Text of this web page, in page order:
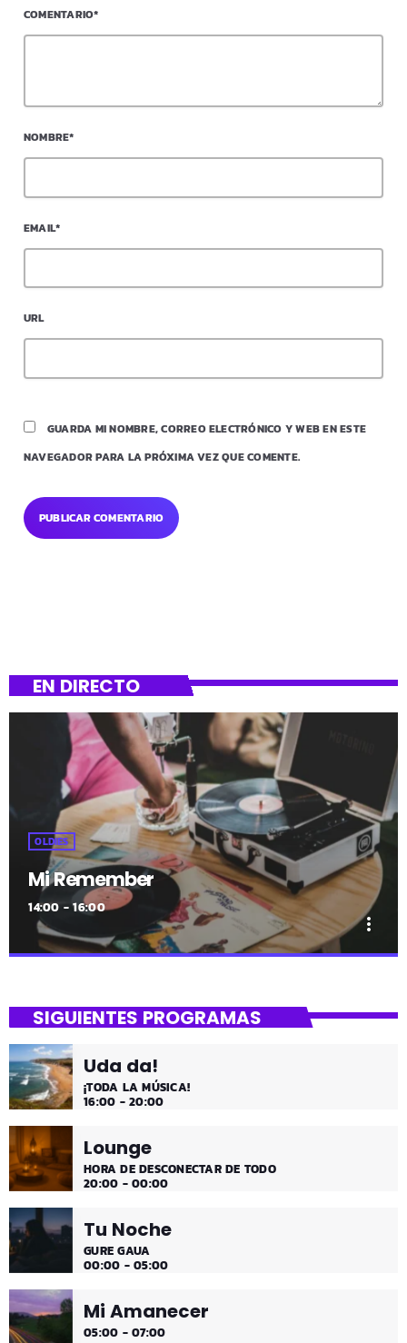
COMENTARIO*
NOMBRE*
EMAIL*
URL
GUARDA MI NOMBRE, CORREO ELECTRÓNICO Y WEB EN ESTE
NAVEGADOR PARA LA PRÓXIMA VEZ QUE COMENTE.
EN DIRECTO
OLDIES
Mi Remember
14:00 - 16:00
more_vert
Las décadas de lo 50, 60. 70 y 80 los medios días y
comienzo de tarde de los fines de semana, de 2 a 4.
¡Disfruta!
SIGUIENTES PROGRAMAS
Uda da!
¡TODA LA MÚSICA!
16:00 - 20:00
Lounge
HORA DE DESCONECTAR DE TODO
20:00 - 00:00
Tu Noche
GURE GAUA
00:00 - 05:00
Mi Amanecer
05:00 - 07:00